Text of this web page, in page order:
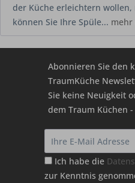
der Küche erleichtern
können Sie Ihre Spüle... mehr
Abonnieren Sie den
TraumKüche
Sie keine Neuigkeit
dem Traum Küchen -
Ich habe die
zur Kenntnis